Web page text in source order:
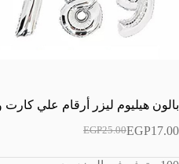
بالون هيليوم ليزر أرقام علي
EGP25.00
السعرEGP17.00
السعر